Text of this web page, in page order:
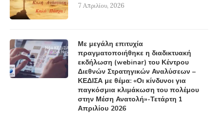
7 Απριλίου, 2026
Με μεγάλη επιτυχία
πραγματοποιήθηκε η διαδικτυακή
εκδήλωση (webinar) του Κέντρου
Διεθνών Στρατηγικών Αναλύσεων –
ΚΕΔΙΣΑ με θέμα: «Οι κίνδυνοι για
παγκόσμια κλιμάκωση του πολέμου
στην Μέση Ανατολή»-Τετάρτη 1
Απριλίου 2026